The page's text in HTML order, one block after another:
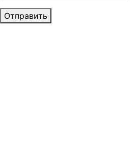
Отправить